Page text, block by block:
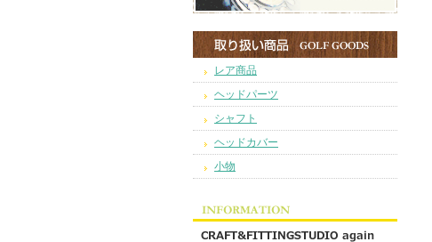
レア商品
ヘッドパーツ
シャフト
ヘッドカバー
小物